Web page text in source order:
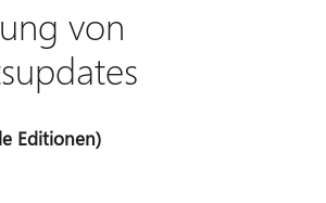
von
Editionen)